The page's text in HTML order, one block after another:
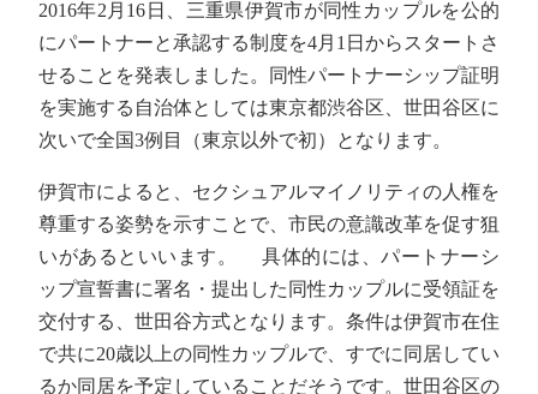
2016年2月16日、三重県伊賀市が同性カップルを公的
にパートナーと承認する制度を4月1日からスタートさ
せることを発表しました。同性パートナーシップ証明
を実施する自治体としては東京都渋谷区、世田谷区に
次いで全国3例目（東京以外で初）となります。
伊賀市によると、セクシュアルマイノリティの人権を
尊重する姿勢を示すことで、市民の意識改革を促す狙
いがあるといいます。 具体的には、パートナーシ
ップ宣誓書に署名・提出した同性カップルに受領証を
交付する、世田谷方式となります。条件は伊賀市在住
で共に20歳以上の同性カップルで、すでに同居してい
るか同居を予定していることだそうです。世田谷区の